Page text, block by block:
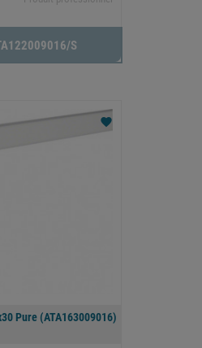
s
Pure (ATA163009016)
favorite